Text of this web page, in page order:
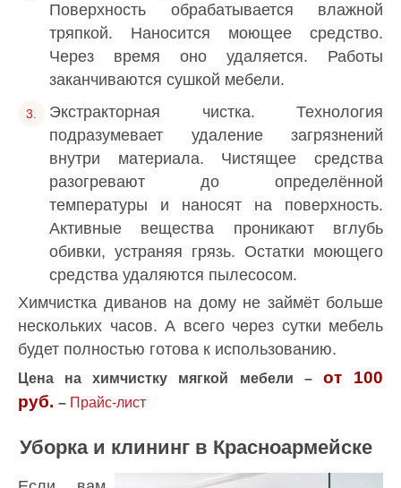
Поверхность обрабатывается влажной
тряпкой. Наносится моющее средство.
Через время оно удаляется. Работы
заканчиваются сушкой мебели.
Экстракторная чистка. Технология
подразумевает удаление загрязнений
внутри материала. Чистящее средства
разогревают до определённой
температуры и наносят на поверхность.
Активные вещества проникают вглубь
обивки, устраняя грязь. Остатки моющего
средства удаляются пылесосом.
Химчистка диванов на дому не займёт больше
нескольких часов. А всего через сутки мебель
будет полностью готова к использованию.
Цена на химчистку мягкой мебели – от 100
руб. – Прайс-лист
Уборка и клининг в Красноармейске